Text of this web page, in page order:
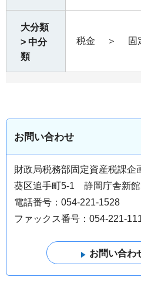
大分類
> 中分
類
税金 ＞ 固
お問い合わせ
財政局税務部固定資産税課企
葵区追手町5-1 静岡庁舎新
電話番号：054-221-1528
ファックス番号：054-221-